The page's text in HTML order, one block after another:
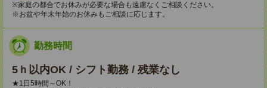
※家庭の都合でお休みが必要な場合も遠慮なくご相談ください。
※お盆や年末年始のお休みもご相談に応じます。
勤務時間
5ｈ以内OK / シフト勤務 / 残業なし
★1日5時間～OK！